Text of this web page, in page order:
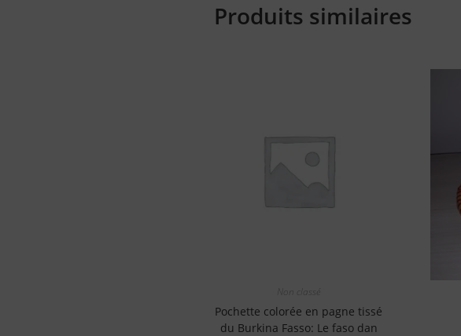
Produits similaires
Non classé
Pochette colorée en pagne tissé
du Burkina Fasso: Le faso dan